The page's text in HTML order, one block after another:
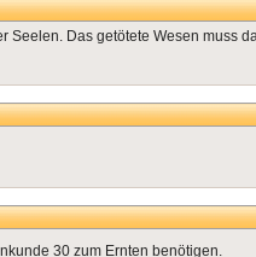
Seelen. Das getötete Wesen muss
30 zum Ernten benötigen.